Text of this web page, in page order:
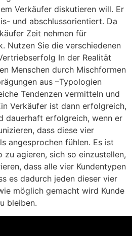
Verkäufer diskutieren will. Er
und abschlussorientiert. Da
Zeit nehmen für
Nutzen Sie die verschiedenen
In der Realität
Menschen durch Mischformen
aus –Typologien
Tendenzen vermitteln und
Verkäufer ist dann erfolgreich,
dauerhaft erfolgreich, wenn er
dass diese vier
angesprochen fühlen. Es ist
agieren, sich so einzustellen,
dass alle vier Kundentypen
es dadurch jeden dieser vier
möglich gemacht wird Kunde
bleiben.